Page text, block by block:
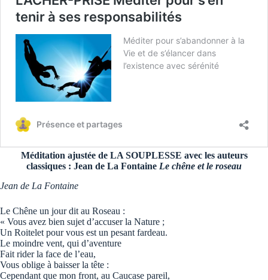
Méditation ajustée de LA SOUPLESSE avec les auteurs
classiques : Jean de La Fontaine Le chêne et le roseau
Jean de La Fontaine
Le Chêne un jour dit au Roseau :
« Vous avez bien sujet d’accuser la Nature ;
Un Roitelet pour vous est un pesant fardeau.
Le moindre vent, qui d’aventure
Fait rider la face de l’eau,
Vous oblige à baisser la tête :
Cependant que mon front, au Caucase pareil,